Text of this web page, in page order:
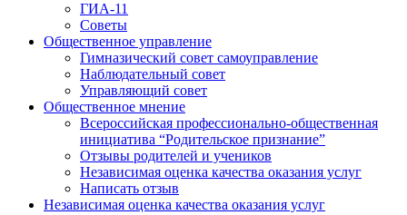
ГИА-11
Советы
Общественное управление
Гимназический совет самоуправление
Наблюдательный совет
Управляющий совет
Общественное мнение
Всероссийская профессионально-общественная
инициатива “Родительское признание”
Отзывы родителей и учеников
Независимая оценка качества оказания услуг
Написать отзыв
Независимая оценка качества оказания услуг